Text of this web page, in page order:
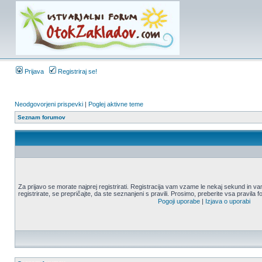
Prijava Registriraj se!
Neodgovorjeni prispevki | Poglej aktivne teme
Seznam forumov
Za prijavo se morate najprej registrirati. Registracija vam vzame le nekaj sekund in
registrirate, se prepričajte, da ste seznanjeni s pravili. Prosimo, preberite vsa pravila
Pogoji uporabe| Izjava o uporabi